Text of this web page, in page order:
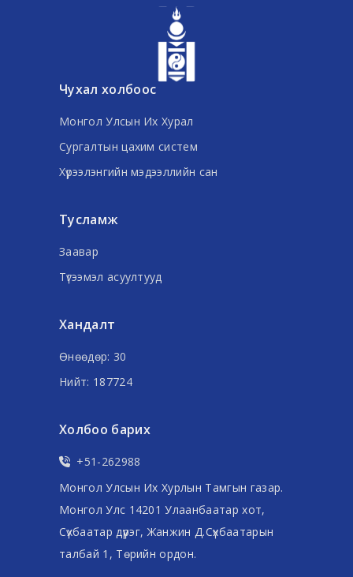
Чухал холбоос
Монгол Улсын Их Хурал
Сургалтын цахим систем
Хүрээлэнгийн мэдээллийн сан
Тусламж
Заавар
Түгээмэл асуултууд
Хандалт
Өнөөдөр: 30
Нийт: 187724
Холбоо барих
+51-262988
Монгол Улсын Их Хурлын Тамгын газар.
Монгол Улс 14201 Улаанбаатар хот,
Сүхбаатар дүүрэг, Жанжин Д.Сүхбаатарын
талбай 1, Төрийн ордон.